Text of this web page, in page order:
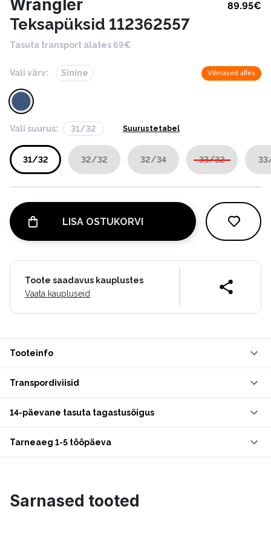
Wrangler 89.95€
Teksapüksid 112362557
Tasuta transport alates 69€
Vali värv: Sinine Viimased alles
Vali suurus: 31/32 Suurustetabel
31/32 32/32 32/34 33/32
LISA OSTUKORVI
Toote saadavus kauplustes
Vaata kaupluseid
Tooteinfo
Transpordiviisid
14-päevane tasuta tagastusõigus
Tarneaeg 1-5 tööpäeva
Sarnased tooted